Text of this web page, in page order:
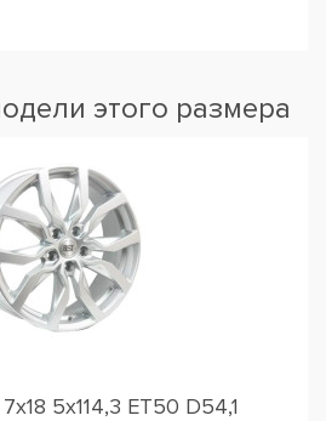
этого размера
5x114,3 ET50 D54,1